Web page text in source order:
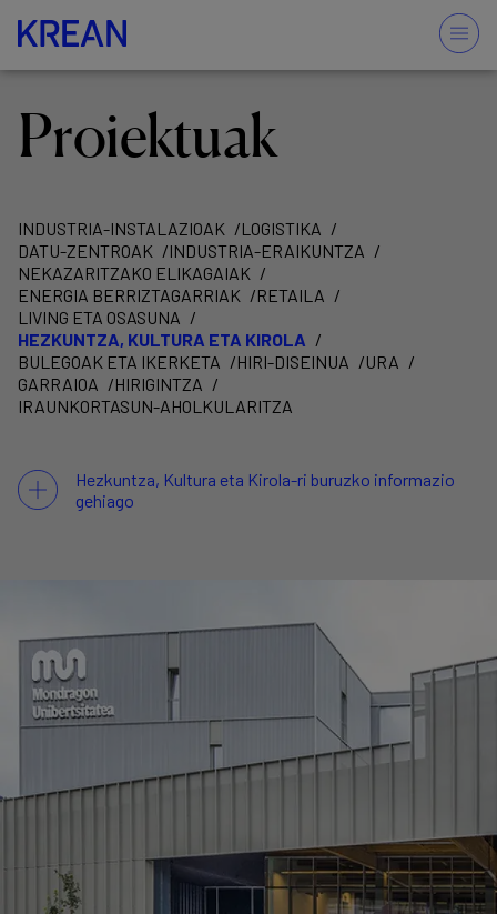
Proiektuak
Hezkuntza, Kultura eta Kirola-ri buruzko informazio
gehiago
INDUSTRIA-INSTALAZIOAK
LOGISTIKA
DATU-ZENTROAK
INDUSTRIA-ERAIKUNTZA
NEKAZARITZAKO ELIKAGAIAK
ENERGIA BERRIZTAGARRIAK
RETAILA
LIVING ETA OSASUNA
HEZKUNTZA, KULTURA ETA KIROLA
BULEGOAK ETA IKERKETA
HIRI-DISEINUA
URA
GARRAIOA
HIRIGINTZA
IRAUNKORTASUN-AHOLKULARITZA